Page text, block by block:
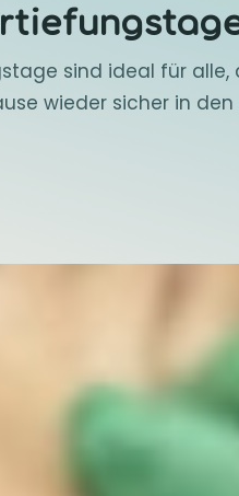
sind ideal für
wieder sicher in